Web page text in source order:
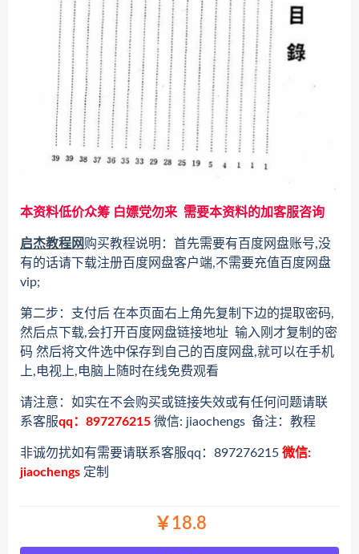
本资料低价众筹 白嫖党勿来 需要本资料的加客服咨询
启杰教程网购买教程说明：首先需要有百度网盘账号,没
有的话请下载注册百度网盘客户端,不需要充值百度网盘
vip;
第二步：支付后 在本页面右上角先复制下边的提取密码,
然后点下载,会打开百度网盘链接地址 输入刚才复制的密
码 然后将文件选中保存到自己的百度网盘,就可以在手机
上,电视上,电脑上随时在线免费观看
请注意：如实在不会购买或链接失效或有任何问题请联
系客服qq：897276215 微信: jiaochengs 备注：教程
非诚勿扰如有需要请联系客服qq：897276215 微信:
jiaochengs 定制
￥18.8